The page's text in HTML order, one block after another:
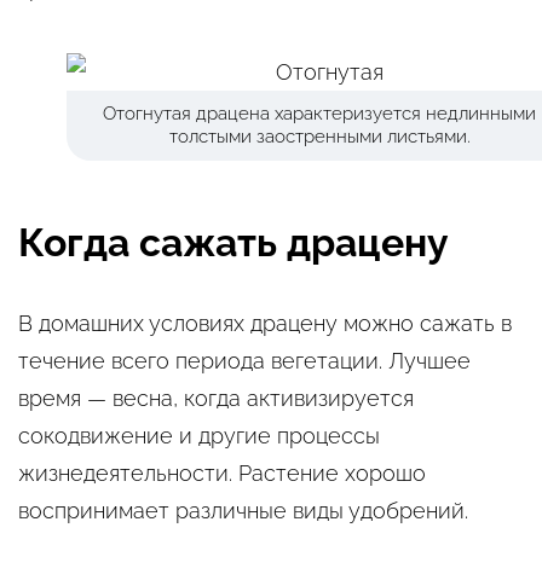
Отогнутая драцена характеризуется недлинными
толстыми заостренными листьями.
Когда сажать драцену
В домашних условиях драцену можно сажать в
течение всего периода вегетации. Лучшее
время — весна, когда активизируется
сокодвижение и другие процессы
жизнедеятельности. Растение хорошо
воспринимает различные виды удобрений.